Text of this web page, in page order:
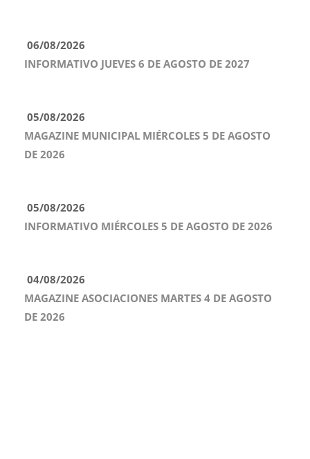
06/08/2026
INFORMATIVO JUEVES 6 DE AGOSTO DE 2027
05/08/2026
MAGAZINE MUNICIPAL MIÉRCOLES 5 DE AGOSTO
DE 2026
05/08/2026
INFORMATIVO MIÉRCOLES 5 DE AGOSTO DE 2026
04/08/2026
MAGAZINE ASOCIACIONES MARTES 4 DE AGOSTO
DE 2026